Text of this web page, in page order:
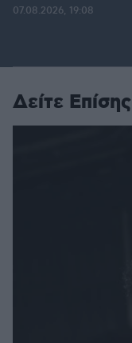
07.08.2026, 19:08
Δείτε Επίσης